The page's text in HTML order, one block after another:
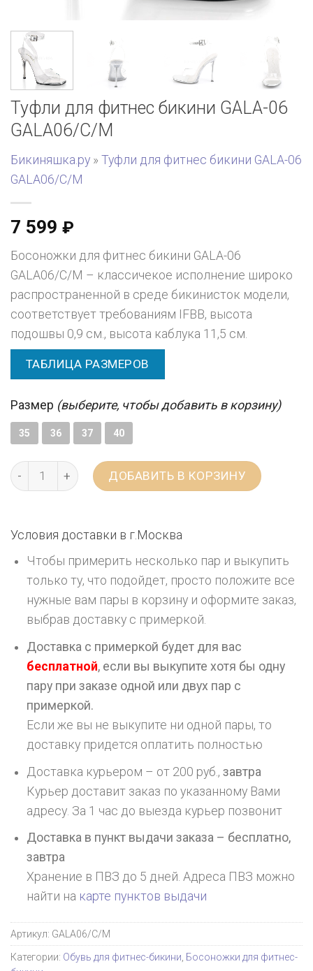
Туфли для фитнес бикини GALA-06
GALA06/C/M
Бикиняшка.ру » Туфли для фитнес бикини GALA-06
GALA06/C/M
7 599 ₽
Босоножки для фитнес бикини GALA-06
GALA06/C/M – классичекое исполнение широко
распространенной в среде бикинисток модели,
соответствует требованиям IFBB, высота
подошвы 0,9 см., высота каблука 11,5 см.
ТАБЛИЦА РАЗМЕРОВ
Размер (выберите, чтобы добавить в корзину)
35 36 37 40
ДОБАВИТЬ В КОРЗИНУ
Условия доставки в г. Москва
Чтобы примерить несколько пар и выкупить
только ту, что подойдет, просто положите все
нужные вам пары в корзину и оформите заказ,
выбрав доставку с примеркой.
Доставка с примеркой будет для вас
бесплатной, если вы выкупите хотя бы одну
пару при заказе одной или двух пар с
примеркой.
Если же вы не выкупите ни одной пары, то
доставку придется оплатить полностью
Доставка курьером – от 200 руб.,завтра
Курьер доставит заказ по указанному Вами
адресу. За 1 час до выезда курьер позвонит
Доставка в пункт выдачи заказа – бесплатно,
завтра
Хранение в ПВЗ до 5 дней. Адреса ПВЗ можно
найти на карте пунктов выдачи
Артикул: GALA06/C/M
Категории: Обувь для фитнес-бикини, Босоножки для фитнес-